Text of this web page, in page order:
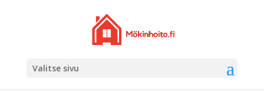
Valitse sivu